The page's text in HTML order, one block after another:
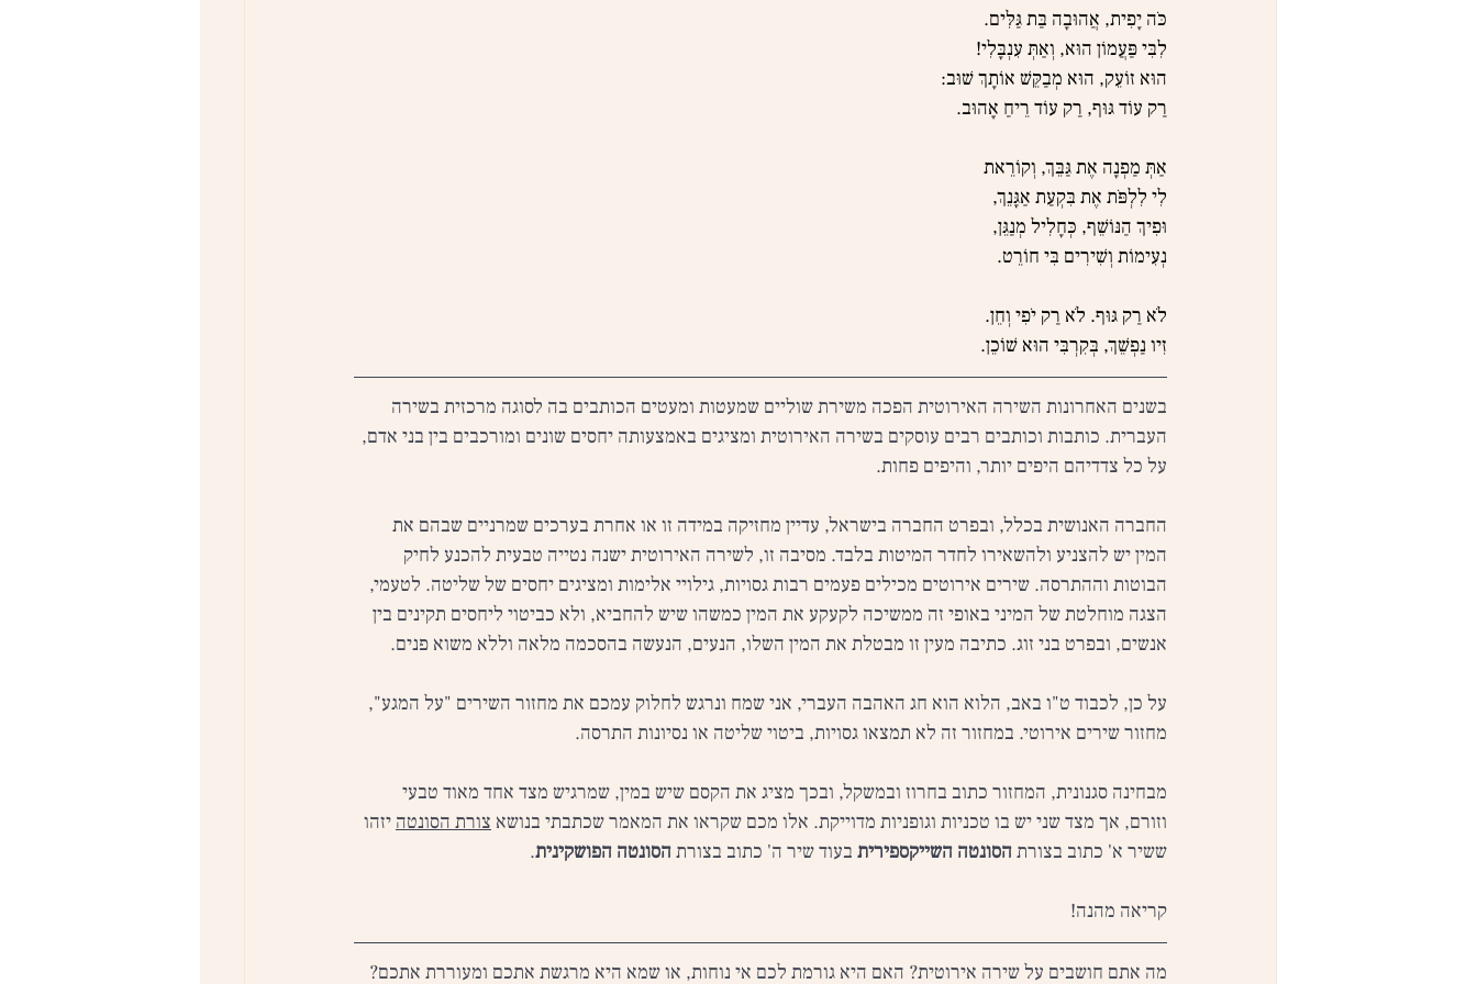
כֹּה יָפִית, אֲהוּבָה בַּת גַּלִּים.
לִבִּי פַּעֲמוֹן הוּא, וְאַתְּ עִנְבָּלִי!
הוּא זוֹעֵק, הוּא מְבַקֵּשׁ אוֹתָךְ שׁוּב:
רַק עוֹד גּוּף, רַק עוֹד רֵיחַ אָהוּב.
אַתְּ מַפְנָה אֶת גַּבֵּךְ, וְקוֹרֵאת
לִי לִלְפֹּת אֶת בִּקְעַת אַגָּנֵךְ,
וּפִיךְ הַנּוֹשֵׁף, כְּחָלִיל מְנַגֵּן,
נְעִימוֹת וְשִׁירִים בִּי חוֹרֵט.
לֹא רַק גּוּף. לֹא רַק יֹפִי וְחֵן.
זִיו נַפְשֵׁךְ, בְּקִרְבִּי הוּא שׁוֹכֵן.
בשנים האחרונות השירה האירוטית הפכה משירת שוליים שמעטות ומעטים הכותבים בה לסוגה מרכזית בשירה
העברית. כותבות וכותבים רבים עוסקים בשירה האירוטית ומציגים באמצעותה יחסים שונים ומורכבים בין בני אדם,
על כל צדדיהם היפים יותר, והיפים פחות.
החברה האנושית בכלל, ובפרט החברה בישראל, עדיין מחזיקה במידה זו או אחרת בערכים שמרניים שבהם את
המין יש להצניע ולהשאירו לחדר המיטות בלבד. מסיבה זו, לשירה האירוטית ישנה נטייה טבעית להכנע לחיק
הבוטות וההתרסה. שירים אירוטים מכילים פעמים רבות גסויות, גילויי אלימות ומציגים יחסים של שליטה. לטעמי,
הצגה מוחלטת של המיני באופי זה ממשיכה לקעקע את המין כמשהו שיש להחביא, ולא כביטוי ליחסים תקינים בין
אנשים, ובפרט בני זוג. כתיבה מעין זו מבטלת את המין השלו, הנעים, הנעשה בהסכמה מלאה וללא משוא פנים.
על כן, לכבוד ט"ו באב, הלוא הוא חג האהבה העברי, אני שמח ונרגש לחלוק עמכם את מחזור השירים "על המגע",
מחזור שירים אירוטי. במחזור זה לא תמצאו גסויות, ביטוי שליטה או נסיונות התרסה.
מבחינה סגנונית, המחזור כתוב בחרוז ובמשקל, ובכך מציג את הקסם שיש במין, שמרגיש מצד אחד מאוד טבעי
וזורם, אך מצד שני יש בו טכניות וגופניות מדוייקת. אלו מכם שקראו את המאמר שכתבתי בנושא צורת הסונטה יזהו
ששיר א' כתוב בצורת הסונטה השייקספירית בעוד שיר ה' כתוב בצורת הסונטה הפושקינית.
קריאה מהנה!
מה אתם חושבים על שירה אירוטית? האם היא גורמת לכם אי נוחות, או שמא היא מרגשת אתכם ומעוררת אתכם?